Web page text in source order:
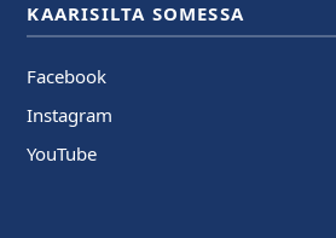
KAARISILTA SOMESSA
Facebook
Instagram
YouTube